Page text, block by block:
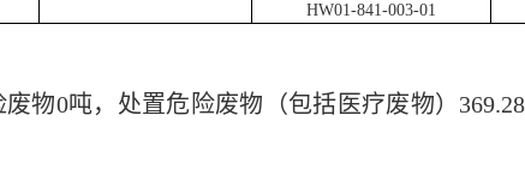
HW01-841-003-01
废物0吨，处置危险废物（包括医疗废物） 369.28